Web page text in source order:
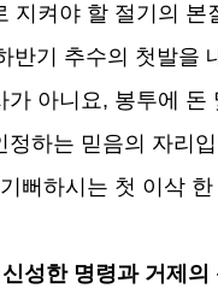
지켜야 할 절기의
반기 추수의 첫발을
가 아니요, 봉투에 돈
하는 믿음의 자리
뻐하시는 첫 이삭
성한 명령과 거제의